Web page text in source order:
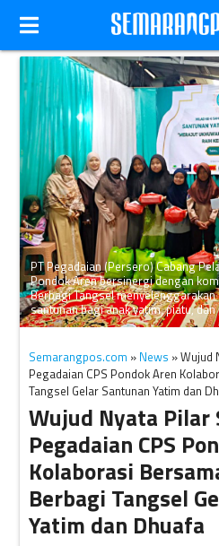
PT Pegadaian (Persero) Cabang
Pondok Aren bersinergi dengan
Berbagi Tangsel
santunan bagi anak yatim, piatu,
Semarangpos.com » News » Wujud
Pegadaian CPS Pondok Aren
Tangsel Gelar Santunan Yatim dan
Wujud Nyata Pilar
Pegadaian CPS
Kolaborasi
Berbagi Tangsel
Yatim dan Dhuafa